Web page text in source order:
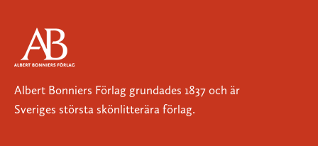
Albert Bonniers Förlag grundades 1837 och är
Sveriges största skönlitterära förlag.